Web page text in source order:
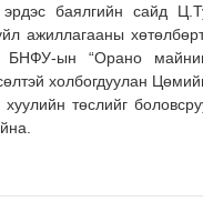
баялгийн сайд
ажиллагааны
БНФУ-ын “Орано
холбогдуулан
хуулийн төслийг